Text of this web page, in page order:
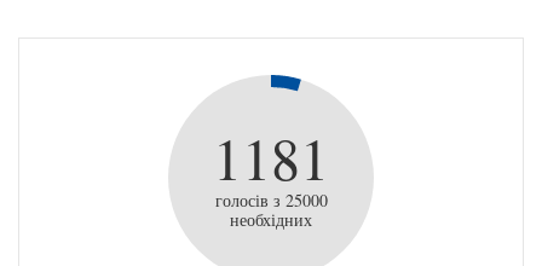
1181
голосів з 25000
необхідних